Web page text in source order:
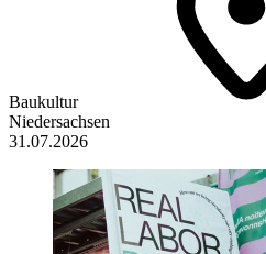
Baukultur
Niedersachsen
31.07.2026